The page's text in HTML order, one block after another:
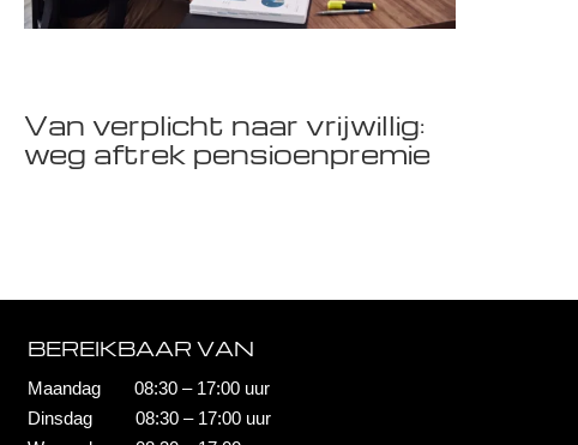
Van verplicht naar vrijwillig:
weg aftrek pensioenpremie
BEREIKBAAR VAN
Maandag 08:30 – 17:00 uur
Dinsdag 08:30 – 17:00 uur